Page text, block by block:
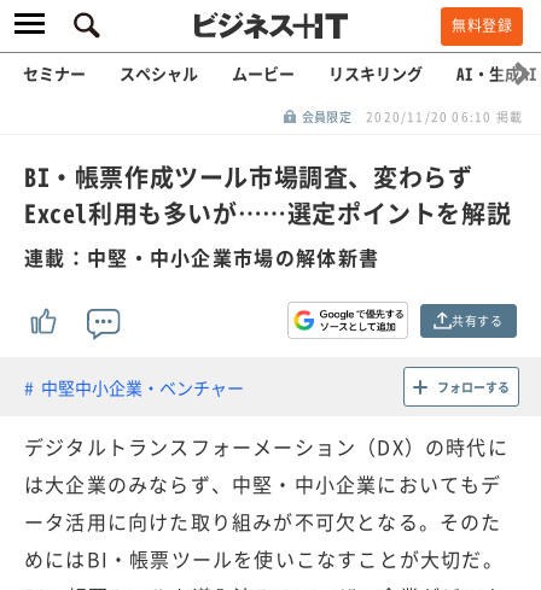
無料登録
セミナー スペシャル ムービー リスキリング AI・生成AI
会員限定 2020/11/20 06:10 掲載
BI・帳票作成ツール市場調査、変わらず
Excel利用も多いが……選定ポイントを解説
連載：中堅・中小企業市場の解体新書
共有する
中堅中小企業・ベンチャー フォローする
デジタルトランスフォーメーション（DX）の時代に
は大企業のみならず、中堅・中小企業においてもデ
ータ活用に向けた取り組みが不可欠となる。そのた
めにはBI・帳票ツールを使いこなすことが大切だ。